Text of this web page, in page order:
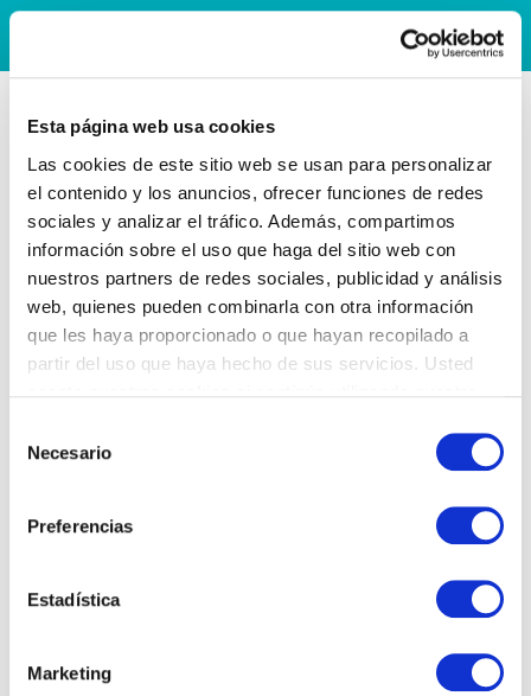
Esta página web usa cookies
Las cookies de este sitio web se usan para personalizar
el contenido y los anuncios, ofrecer funciones de redes
sociales y analizar el tráfico. Además, compartimos
información sobre el uso que haga del sitio web con
nuestros partners de redes sociales, publicidad y análisis
web, quienes pueden combinarla con otra información
que les haya proporcionado o que hayan recopilado a
partir del uso que haya hecho de sus servicios. Usted
Necesario
Preferencias
Estadística
Marketing